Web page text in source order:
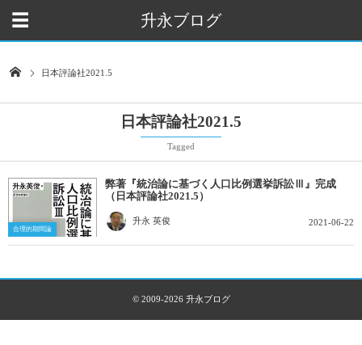
升永ブログ
日本評論社2021.5
日本評論社2021.5
Tagged
合理的期間論
弊著『統治論に基づく人口比例選挙訴訟Ⅲ』完成
（日本評論社2021.5）
升永 英俊 2021-06-22
© 2009-2026 升永ブログ